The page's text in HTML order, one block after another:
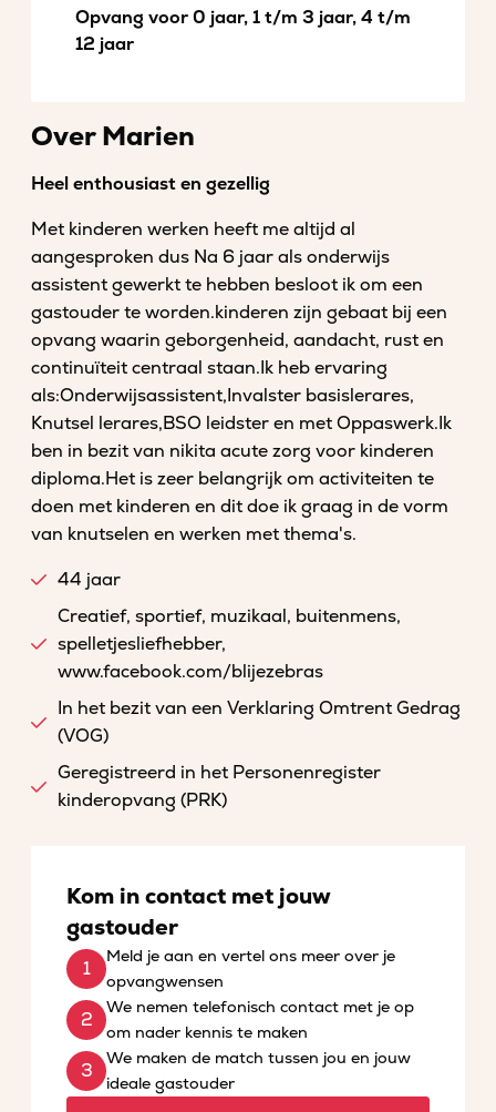
Opvang voor 0 jaar, 1 t/m 3 jaar, 4 t/m
12 jaar
Over Marien
Heel enthousiast en gezellig
Met kinderen werken heeft me altijd al
aangesproken dus Na 6 jaar als onderwijs
assistent gewerkt te hebben besloot ik om een
gastouder te worden.kinderen zijn gebaat bij een
opvang waarin geborgenheid, aandacht, rust en
continuïteit centraal staan.Ik heb ervaring
als:Onderwijsassistent,Invalster basislerares,
Knutsel lerares,BSO leidster en met Oppaswerk.Ik
ben in bezit van nikita acute zorg voor kinderen
diploma.Het is zeer belangrijk om activiteiten te
doen met kinderen en dit doe ik graag in de vorm
van knutselen en werken met thema's.
44 jaar
Creatief, sportief, muzikaal, buitenmens,
spelletjesliefhebber,
www.facebook.com/blijezebras
In het bezit van een Verklaring Omtrent Gedrag
(VOG)
Geregistreerd in het Personenregister
kinderopvang (PRK)
Kom in contact met jouw
gastouder
Meld je aan en vertel ons meer over je
opvangwensen
We nemen telefonisch contact met je op
om nader kennis te maken
We maken de match tussen jou en jouw
ideale gastouder